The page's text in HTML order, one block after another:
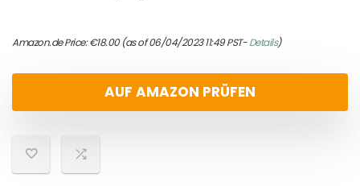
Amazon.de Price:€18.00(as of 06/04/2023 11:49 PST-Details)
AUF AMAZON PRÜFEN